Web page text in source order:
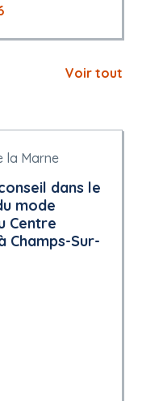
Voir tout
la Marne
dans le
mode
Centre
Champs-Sur-